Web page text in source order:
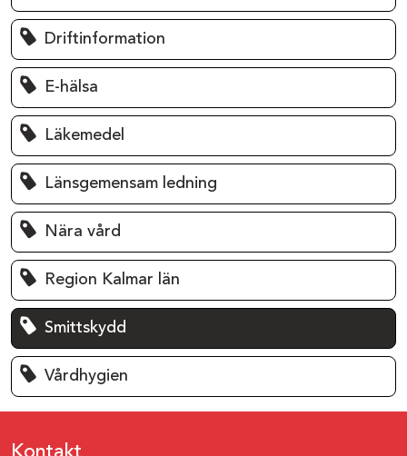
Driftinformation
E-hälsa
Läkemedel
Länsgemensam ledning
Nära vård
Region Kalmar län
Smittskydd
Vårdhygien